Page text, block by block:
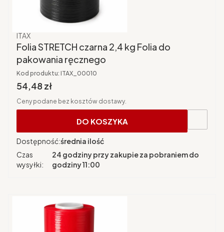
Producent
ITAX
Folia STRETCH czarna 2,4 kg Folia do
pakowania ręcznego
Kod produktu: ITAX_00010
Cena brutto
54,48 zł
Ceny podane bez kosztów dostawy.
DO KOSZYKA
Dostępność:średnia ilość
Czas
wysyłki:
24 godziny przy zakupie za pobraniem do
godziny 11:00